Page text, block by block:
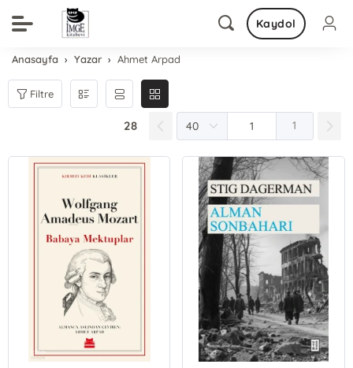
Kaydol
Anasayfa Yazar Ahmet Arpad
Filtre
28 1